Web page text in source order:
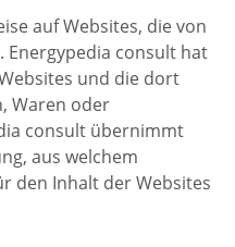
auf Websites, die von
consult hat
und die dort
Waren oder
consult übernimmt
aus welchem
den Inhalt der Websites